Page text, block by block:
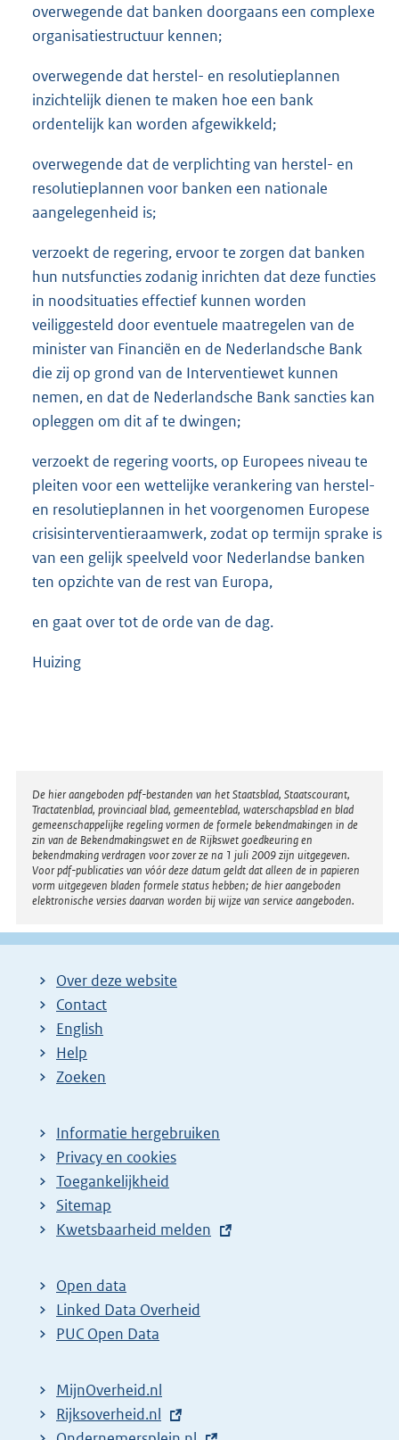
overwegende dat banken doorgaans een complexe
organisatiestructuur kennen;
overwegende dat herstel- en resolutieplannen
inzichtelijk dienen te maken hoe een bank
ordentelijk kan worden afgewikkeld;
overwegende dat de verplichting van herstel- en
resolutieplannen voor banken een nationale
aangelegenheid is;
verzoekt de regering, ervoor te zorgen dat banken
hun nutsfuncties zodanig inrichten dat deze functies
in noodsituaties effectief kunnen worden
veiliggesteld door eventuele maatregelen van de
minister van Financiën en de Nederlandsche Bank
die zij op grond van de Interventiewet kunnen
nemen, en dat de Nederlandsche Bank sancties kan
opleggen om dit af te dwingen;
verzoekt de regering voorts, op Europees niveau te
pleiten voor een wettelijke verankering van herstel-
en resolutieplannen in het voorgenomen Europese
crisisinterventieraamwerk, zodat op termijn sprake is
van een gelijk speelveld voor Nederlandse banken
ten opzichte van de rest van Europa,
en gaat over tot de orde van de dag.
Huizing
Disclaimer
De hier aangeboden pdf-bestanden van het Staatsblad, Staatscourant,
Tractatenblad, provinciaal blad, gemeenteblad, waterschapsblad en blad
gemeenschappelijke regeling vormen de formele bekendmakingen in de
zin van de Bekendmakingswet en de Rijkswet goedkeuring en
bekendmaking verdragen voor zover ze na 1 juli 2009 zijn uitgegeven.
Voor pdf-publicaties van vóór deze datum geldt dat alleen de in papieren
vorm uitgegeven bladen formele status hebben; de hier aangeboden
elektronische versies daarvan worden bij wijze van service aangeboden.
Over deze website
Contact
English
Help
Zoeken
Informatie hergebruiken
Privacy en cookies
Toegankelijkheid
Sitemap
E
t
e
r
l
i
Kwetsbaarheid melden
Open data
Linked Data Overheid
PUC Open Data
MijnOverheid.nl
E
Rijksoverheid.nl